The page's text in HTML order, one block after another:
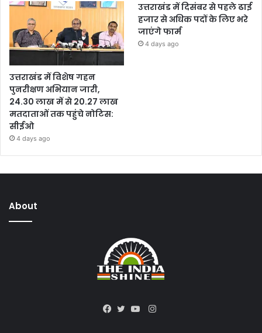
उत्तराखंड में विशेष गहन
पुनरीक्षण अभियान जारी,
24.30 लाख में से 20.27 लाख
मतदाताओं तक पहुंचे नोटिस:
सीईओ
4 days ago
उत्तराखंड में दिसंबर से पहले ढाई
हजार से अधिक पदों के लिए भरे
जाएंगे फार्म
4 days ago
About
Instagram